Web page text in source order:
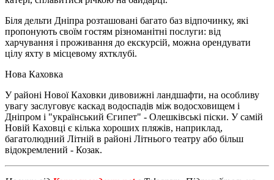
Біля дельти Дніпра розташовані багато баз відпочинку, які
пропонують своїм гостям різноманітні послуги: від
харчування і проживання до екскурсій, можна орендувати
цілу яхту в місцевому яхтклубі.
Нова Каховка
У районі Нової Каховки дивовижні ландшафти, на особливу
увагу заслуговує каскад водоспадів між водосховищем і
Дніпром і "український Єгипет" - Олешківські піски. У самій
Новій Каховці є кілька хороших пляжів, наприклад,
багатолюдний Літній в районі Літнього театру або більш
відокремлений - Козак.